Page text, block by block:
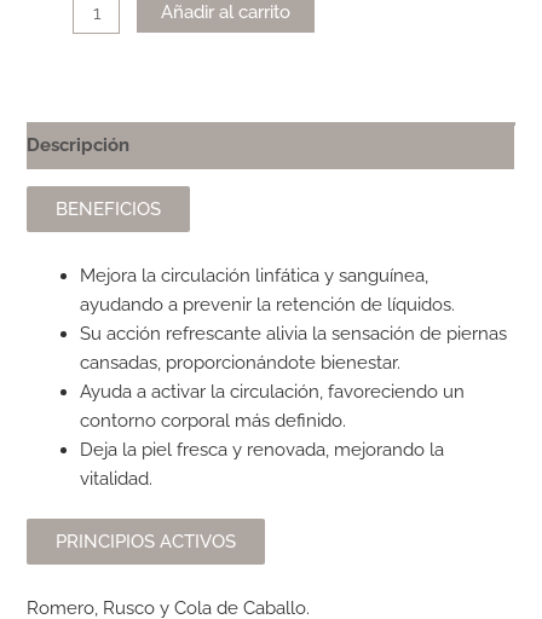
Añadir al carrito
Descripción
BENEFICIOS
Mejora la circulación linfática y sanguínea,
ayudando a prevenir la retención de líquidos.
Su acción refrescante alivia la sensación de piernas
cansadas, proporcionándote bienestar.
Ayuda a activar la circulación, favoreciendo un
contorno corporal más definido.
Deja la piel fresca y renovada, mejorando la
vitalidad.
PRINCIPIOS ACTIVOS
Romero, Rusco y Cola de Caballo.